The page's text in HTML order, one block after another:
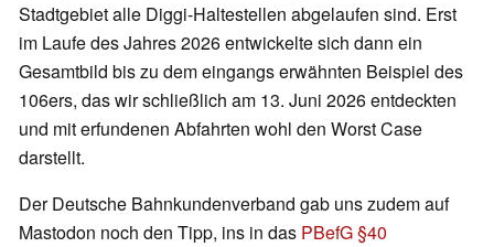
Stadtgebiet alle Diggi-Haltestellen abgelaufen sind. Erst
im Laufe des Jahres 2026 entwickelte sich dann ein
Gesamtbild bis zu dem eingangs erwähnten Beispiel des
106ers, das wir schließlich am 13. Juni 2026 entdeckten
und mit erfundenen Abfahrten wohl den Worst Case
darstellt.
Der Deutsche Bahnkundenverband gab uns zudem auf
Mastodon noch den Tipp, ins in das PBefG §40